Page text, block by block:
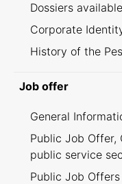
Dossiers available
Corporate
History of the
Job offer
General
Public Job Offer,
public service
Public Job Offers